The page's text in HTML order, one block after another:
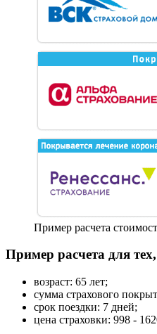
Пример расчета
Пример расчета для
возраст: 65 лет;
сумма страхового
срок поездки: 7 дней;
цена страховки: 998 -